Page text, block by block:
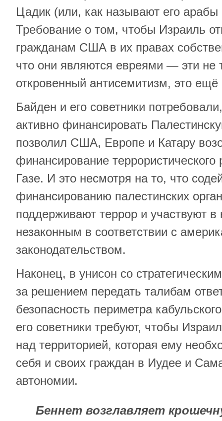
Цадик (или, как называют его
Требование о том, чтобы Израиль
гражданам США в их правах
что они являются евреями — эти не
откровенный антисемитизм, это
Байден и его советники
активно финансировать
позволил США, Европе и Катару
финансирование
Газе. И это несмотря на то, что
финансированию палестинских
поддерживают террор и участвуют в
незаконным в соответствии с
законодательством.
Наконец, в унисон со
за решением передать талибам
безопасность периметра
его советники требуют, чтобы
над территорией, которая ему
себя и своих граждан в Иудее и
автономии.
Беннет возглавляет